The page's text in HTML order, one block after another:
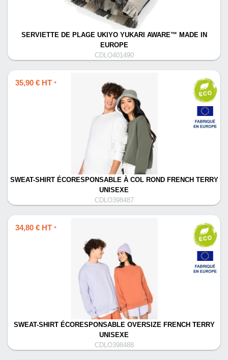
SERVIETTE DE PLAGE UKIYO YUKARI AWARE™ MADE IN
EUROPE
CDLO401490
35,90 € HT *
SWEAT-SHIRT ÉCORESPONSABLE À COL ROND FRENCH TERRY
UNISEXE
CDLO398487
34,80 € HT *
SWEAT-SHIRT ÉCORESPONSABLE OVERSIZE FRENCH TERRY
UNISEXE
CDLO398488